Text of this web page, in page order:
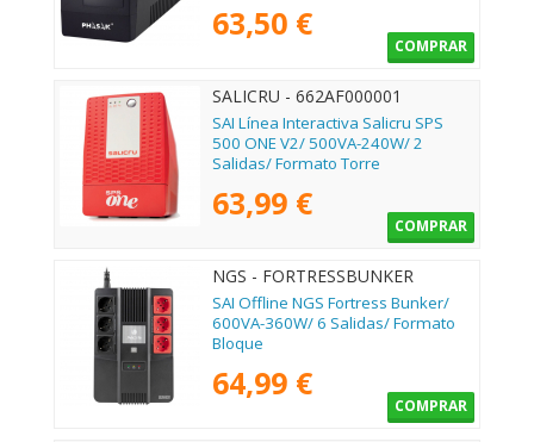
63,50 €
COMPRAR
SALICRU - 662AF000001
SAI Línea Interactiva Salicru SPS
500 ONE V2/ 500VA-240W/ 2
Salidas/ Formato Torre
63,99 €
COMPRAR
NGS - FORTRESSBUNKER
SAI Offline NGS Fortress Bunker/
600VA-360W/ 6 Salidas/ Formato
Bloque
64,99 €
COMPRAR